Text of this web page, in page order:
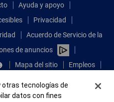
Ayuda y apoyo
Privacidad
Acuerdo de Servicio de la
de anuncios
Mapa del sitio Empleos
Comparta sus comentarios
la Banca en Línea
tecnologías de
datos con fines